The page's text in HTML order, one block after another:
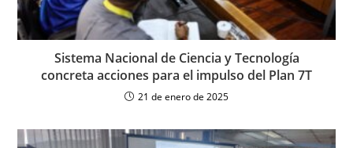
Sistema Nacional de Ciencia y Tecnología
concreta acciones para el impulso del Plan 7T
21 de enero de 2025